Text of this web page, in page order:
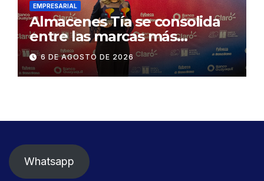
EMPRESARIAL
Almacenes Tía se consolida
entre las marcas más
influyentes del Ecuador
6 DE AGOSTO DE 2026
Whatsapp